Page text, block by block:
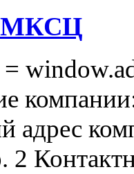
=
адрес
2